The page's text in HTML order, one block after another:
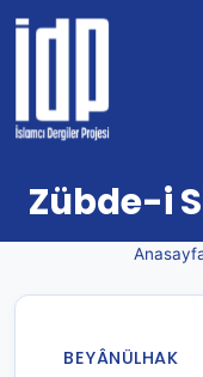
Zübde-i
BEYÂNÜLHAK